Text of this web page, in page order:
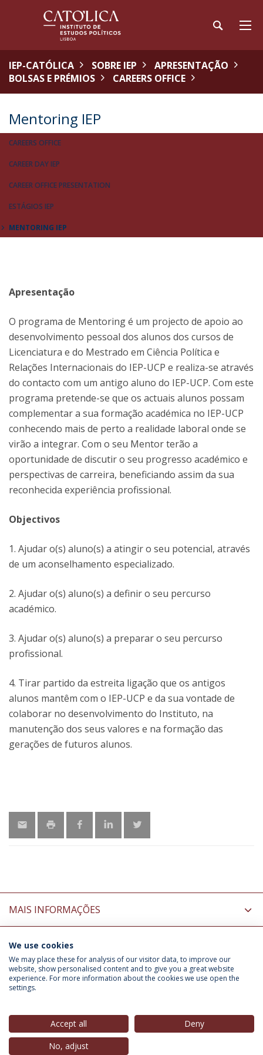
IEP-CATÓLICA SOBRE IEP
APRESENTAÇÃO
BOLSAS E PRÉMIOS
CAREERS OFFICE
Mentoring IEP
CAREERS OFFICE
CAREER DAY IEP
CAREER OFFICE PRESENTATION
ESTÁGIOS IEP
MENTORING IEP
Apresentação
O programa de Mentoring é um projecto de apoio ao
desenvolvimento pessoal dos alunos dos cursos de
Licenciatura e do Mestrado em Ciência Política e
Relações Internacionais do IEP-UCP e realiza-se através
do contacto com um antigo aluno do IEP-UCP. Com este
programa pretende-se que os actuais alunos possam
complementar a sua formação académica no IEP-UCP
conhecendo mais de perto a realidade laboral onde se
virão a integrar. Com o seu Mentor terão a
oportunidade de discutir o seu progresso académico e
perspectivas de carreira, beneficiando assim da sua
reconhecida experiência profissional.
Objectivos
1. Ajudar o(s) aluno(s) a atingir o seu potencial, através
de um aconselhamento especializado.
2. Ajudar o(s) aluno(s) a definir o seu percurso
académico.
3. Ajudar o(s) aluno(s) a preparar o seu percurso
profissional.
4. Tirar partido da estreita ligação que os antigos
alunos mantêm com o IEP-UCP e da sua vontade de
colaborar no desenvolvimento do Instituto, na
manutenção dos seus valores e na formação das
gerações de futuros alunos.
MAIS INFORMAÇÕES
INFORMAÇÃO PARA
We use cookies
We may place these for analysis of our visitor data, to improve our
website, show personalised content and to give you a great website
experience. For more information about the cookies we use open the
settings.
Accept all
Deny
No, adjust